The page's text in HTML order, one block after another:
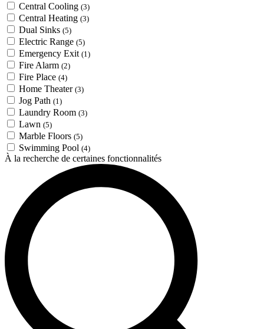
Central Cooling (3)
Central Heating (3)
Dual Sinks (5)
Electric Range (5)
Emergency Exit (1)
Fire Alarm (2)
Fire Place (4)
Home Theater (3)
Jog Path (1)
Laundry Room (3)
Lawn (5)
Marble Floors (5)
Swimming Pool (4)
À la recherche de certaines fonctionnalités